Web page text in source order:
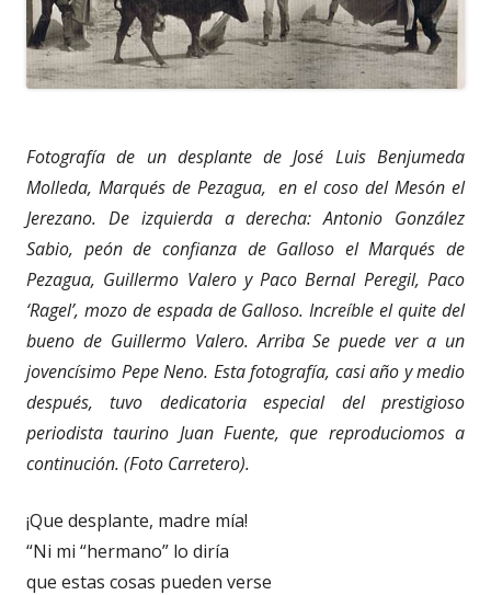
Fotografía de un desplante de José Luis Benjumeda
Molleda, Marqués de Pezagua, en el coso del Mesón el
Jerezano. De izquierda a derecha: Antonio González
Sabio, peón de confianza de Galloso el Marqués de
Pezagua, Guillermo Valero y Paco Bernal Peregil, Paco
‘Ragel’, mozo de espada de Galloso.Increíble el quite del
bueno de Guillermo Valero.Arriba Se puede ver a un
jovencísimo Pepe Neno. Esta fotografía, casi año y medio
después, tuvo dedicatoria especial del prestigioso
periodista taurino Juan Fuente, que reproduciomos a
continución. (Foto Carretero).
¡Que desplante, madre mía!
“Ni mi “hermano” lo diría
que estas cosas pueden verse